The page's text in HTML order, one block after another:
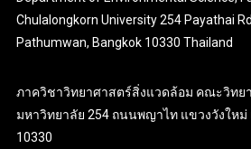
Chulalongkorn University 254 Payathai
Pathumwan, Bangkok 10330 Thailand
ภาควิชาวิทยาศาสตร์สิ่งแวดล้อม คณะวิทย
มหาวิทยาลัย 254 ถนนพญาไท แขวงวังใหม่
10330